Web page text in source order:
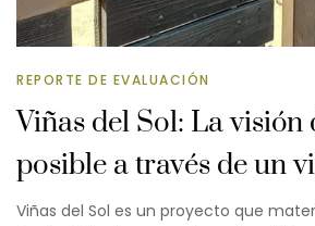
REPORTE DE EVALUACIÓN
Viñas del Sol: La
posible a través de un
Viñas del Sol es un proyecto que